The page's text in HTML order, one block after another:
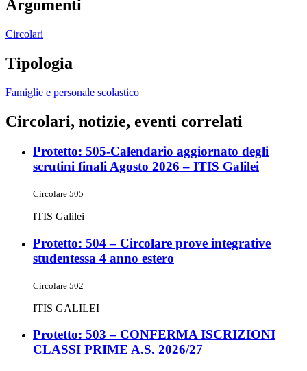
Argomenti
Circolari
Tipologia
Famiglie e personale scolastico
Circolari, notizie, eventi correlati
Protetto: 505-Calendario aggiornato degli
scrutini finali Agosto 2026 – ITIS Galilei
Circolare 505
ITIS Galilei
Protetto: 504 – Circolare prove integrative
studentessa 4 anno estero
Circolare 502
ITIS GALILEI
Protetto: 503 – CONFERMA ISCRIZIONI
CLASSI PRIME A.S. 2026/27